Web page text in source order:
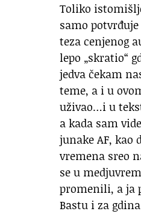
Toliko
samo
teza cenjenog
lepo „skratio“
jedva čekam
teme, a i u
uživao…i u
a kada sam
junake AF, kao
vremena sreo
se u
promenili, a ja
Bastu i za